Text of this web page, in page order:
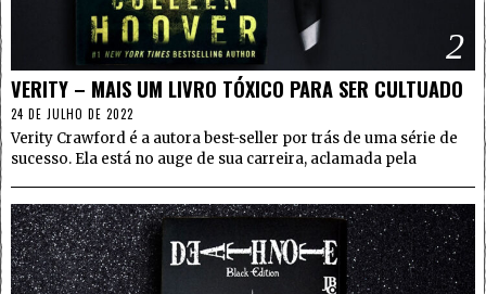
2
VERITY – MAIS UM LIVRO TÓXICO PARA SER CULTUADO
24 DE JULHO DE 2022
Verity Crawford é a autora best-seller por trás de uma série de
sucesso. Ela está no auge de sua carreira, aclamada pela